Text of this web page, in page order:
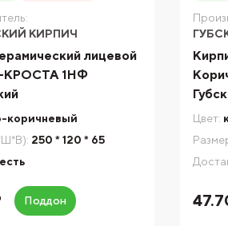
КИРПИЧ
лицевой
1НФ
коричневый
250 * 120 * 65
есть
Поддон
Цвет: